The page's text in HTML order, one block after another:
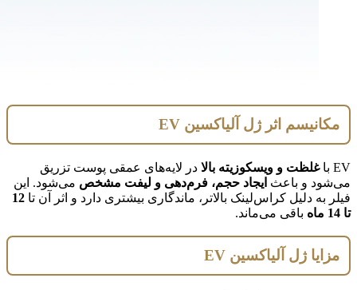
مکانیسم اثر ژل آلیاکسین EV
EV با غلظت و ویسکوزیته بالا در لایه‌های عمقی پوست تزریق
می‌شود و باعث ایجاد حجم، فرم‌دهی و لیفت مشخص می‌شود. این
فیلر به دلیل کراس‌لینک بالاتر، ماندگاری بیشتری دارد و اثر آن تا 12
تا 14 ماه
باقی می‌ماند.
مزایا ژل آلیاکسین EV